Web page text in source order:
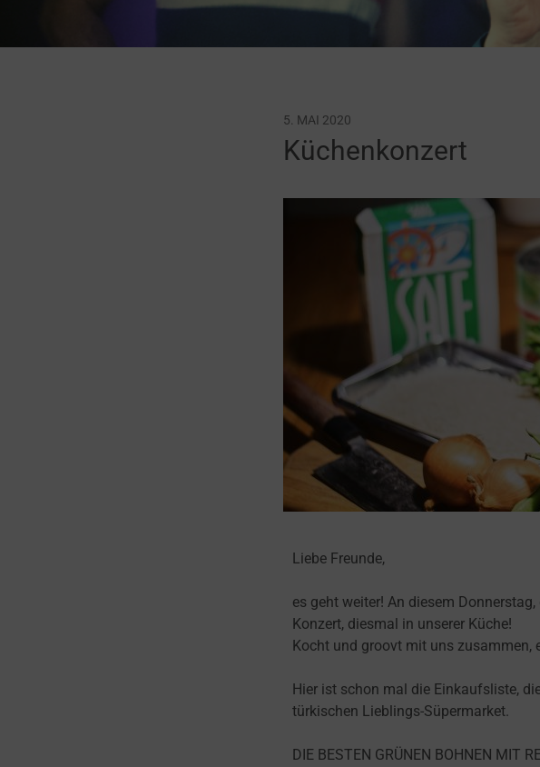
Küchenkonzert
5. MAI 2020
Liebe Freunde,
es geht weiter! An diesem
Konzert, diesmal in unserer Küche!
Kocht und groovt mit uns zusammen,
Hier ist schon mal die Einkaufsliste,
türkischen Lieblings-Süpermarket.
DIE BESTEN GRÜNEN BOHNEN MIT